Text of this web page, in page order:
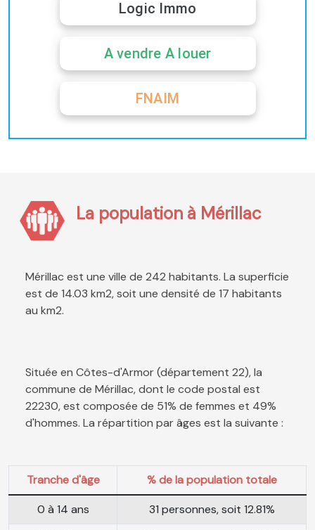
Logic Immo
A vendre A louer
FNAIM
La population à Mérillac
Mérillac est une ville de 242 habitants. La superficie
est de 14.03 km2, soit une densité de 17 habitants
au km2.
Située en Côtes-d'Armor (département 22), la
commune de Mérillac, dont le code postal est
22230, est composée de 51% de femmes et 49%
d'hommes. La répartition par âges est la suivante :
Tranche d'âge
% de la population totale
0 à 14 ans
31 personnes, soit 12.81%